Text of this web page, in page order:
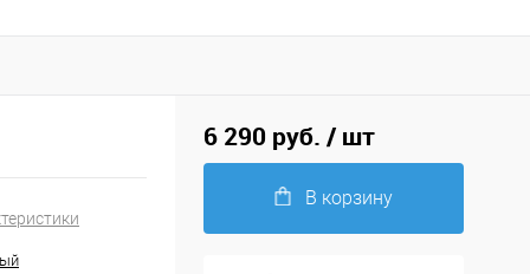
6 290 руб. / шт
В корзину